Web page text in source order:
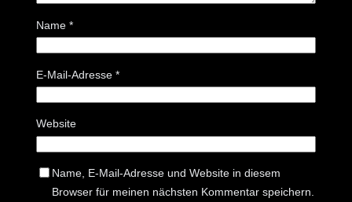
Name *
E-Mail-Adresse *
Website
Name, E-Mail-Adresse und Website in diesem
Browser für meinen nächsten Kommentar speichern.